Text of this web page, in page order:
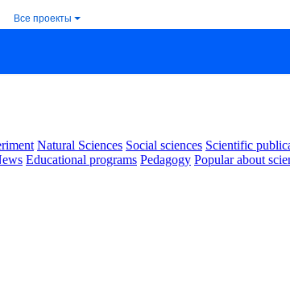
Все проекты
Natural Sciences Social sciences Scientific
Educational programs Pedagogy Popular about